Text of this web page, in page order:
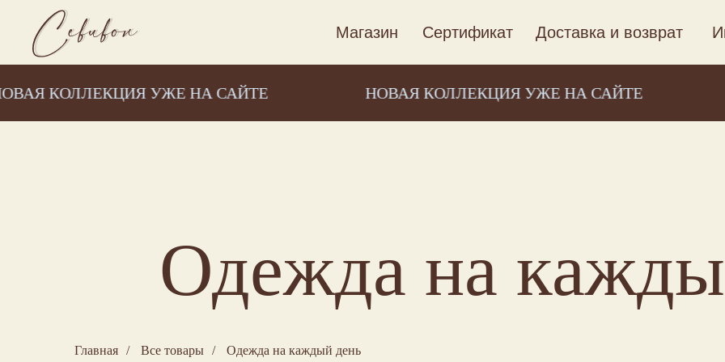
Магазин Сертификат Доставка и возврат
КОЛЛЕКЦИЯ УЖЕ НА САЙТЕ НОВАЯ КОЛЛЕКЦИЯ УЖЕ НА САЙТЕ
Одежда на
Главная / Все товары / Одежда на каждый день